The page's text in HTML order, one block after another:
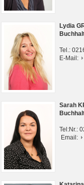
Lydia
Tel.:
E-Mail:
Sarah
Tel:Nr.:
Email: